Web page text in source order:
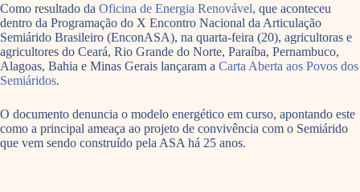
Como resultado da Oficina de Energia Renovável, que aconteceu
dentro da Programação do X Encontro Nacional da Articulação
Semiárido Brasileiro (EnconASA), na quarta-feira (20), agricultoras e
agricultores do Ceará, Rio Grande do Norte, Paraíba, Pernambuco,
Alagoas, Bahia e Minas Gerais lançaram a Carta Aberta aos Povos dos
Semiáridos.
O documento denuncia o modelo energético em curso, apontando este
como a principal ameaça ao projeto de convivência com o Semiárido
que vem sendo construído pela ASA há 25 anos.